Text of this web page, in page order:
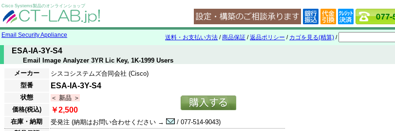
Cisco Systems製品のオンラインショップ
Email Security Appliance 送料・お支払い方法 /商品保証 /返品ポリシー / カゴを見る(精算) /
ESA-IA-3Y-S4
Email Image Analyzer 3YR Lic Key, 1K-1999 Users
メーカー
シスコシステムズ合同会社 (Cisco)
型番
ESA-IA-3Y-S4
状態
＜ 新品 ＞
価格(税込)
￥2,500
在庫・納期 受発注 (納期はお問い合わせください →
/ 077-514-9043)